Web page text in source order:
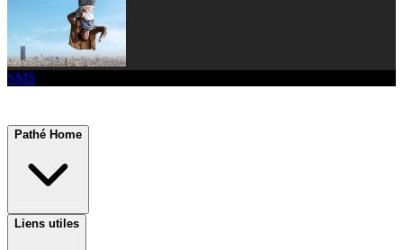
SMS
Pathé Home
Liens utiles